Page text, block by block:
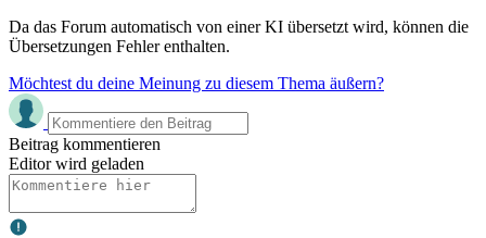
Da das Forum automatisch von einer KI übersetzt wird, können die
Übersetzungen Fehler enthalten.
Möchtest du deine Meinung zu diesem Thema äußern?
Beitrag kommentieren
Editor wird geladen